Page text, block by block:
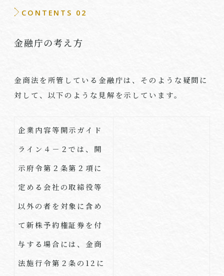
CONTENTS 02
金融庁の考え方
金商法を所管している金融庁は、そのような疑問に
対して、以下のような見解を示しています。
企業内容等開示ガイド
ライン４－２では、開
示府令第２条第２項に
定める会社の取締役等
以外の者を対象に含め
て新株予約権証券を付
与する場合には、金商
法施行令第２条の 12 に